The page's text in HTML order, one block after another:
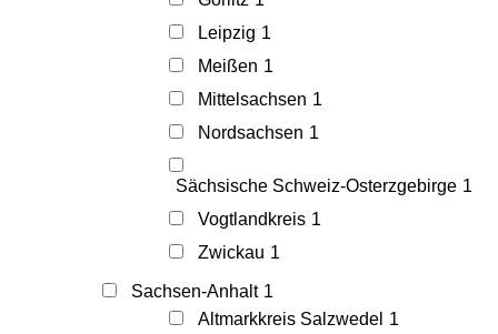
Leipzig 1
Meißen 1
Mittelsachsen 1
Nordsachsen 1
Sächsische Schweiz-Osterzgebirge 1
Vogtlandkreis 1
Zwickau 1
Sachsen-Anhalt 1
Altmarkkreis Salzwedel 1